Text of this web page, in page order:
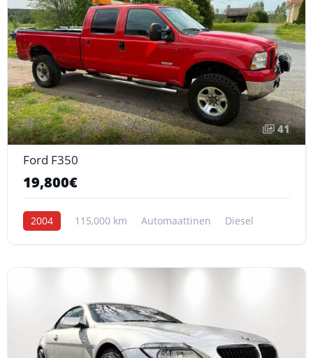
41
Ford F350
19,800€
2004 115,000 km Automaattinen Diesel